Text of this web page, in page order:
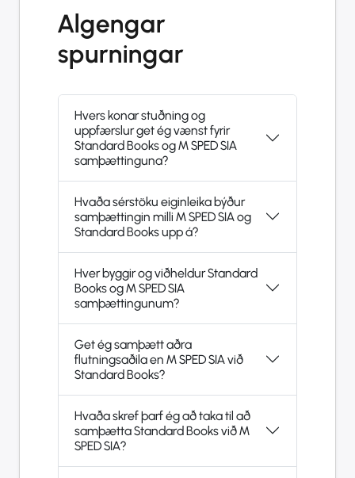
Algengar
spurningar
Hvers konar stuðning og
uppfærslur get ég vænst fyrir
Standard Books og M SPED SIA
samþættinguna?
Hvaða sérstöku eiginleika býður
samþættingin milli M SPED SIA og
Standard Books upp á?
Hver byggir og viðheldur Standard
Books og M SPED SIA
samþættingunum?
Get ég samþætt aðra
flutningsaðila en M SPED SIA við
Standard Books?
Hvaða skref þarf ég að taka til að
samþætta Standard Books við M
SPED SIA?